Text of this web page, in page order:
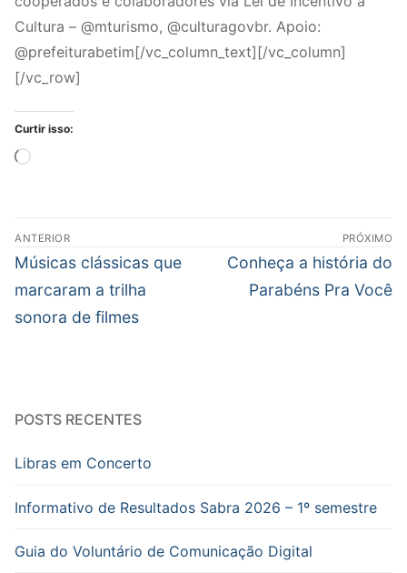
Cultura – @mturismo, @culturagovbr. Apoio:
@prefeiturabetim[/vc_column_text][/vc_column]
[/vc_row]
Curtir isso:
Carregando...
Navegação
de
Post
ANTERIOR
Post
anterior:
Músicas clássicas que
marcaram a trilha
sonora de filmes
PRÓXIMO
Próximo
post:
Conheça a história do
Parabéns Pra Você
POSTS RECENTES
Libras em Concerto
Informativo de Resultados Sabra 2026 – 1º semestre
Guia do Voluntário de Comunicação Digital